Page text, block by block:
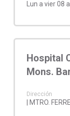
Lun a vier 08
Hospital
Mons.
Dirección
| MTRO.